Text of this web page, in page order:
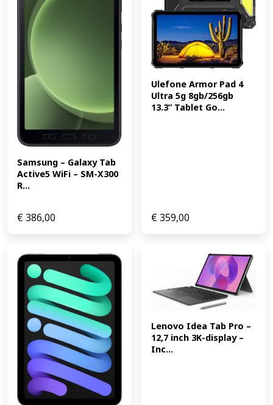
Samsung – Galaxy Tab
Active5 WiFi – SM-X300
R...
€386,00
Ulefone Armor Pad 4
Ultra 5g 8gb/256gb
13.3” Tablet Go...
€359,00
Lenovo Idea Tab Pro –
12,7 inch 3K-display –
Inc...